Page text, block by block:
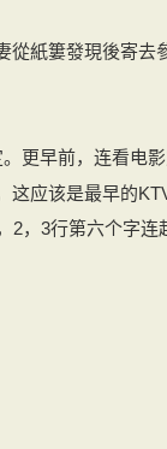
紙簍發現後寄去
更早前，连看电影
这应该是最早的
，3行第六个字连